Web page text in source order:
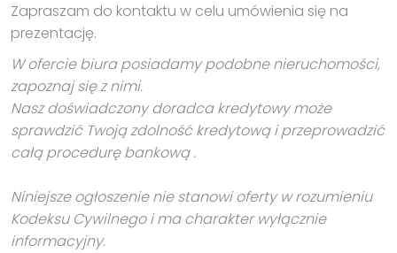
Zapraszam do kontaktu w celu umówienia się na
prezentację.
W ofercie biura posiadamy podobne nieruchomości,
zapoznaj się z nimi.
Nasz doświadczony doradca kredytowy może
sprawdzić Twoją zdolność kredytową i przeprowadzić
całą procedurę bankową .
Niniejsze ogłoszenie nie stanowi oferty w rozumieniu
Kodeksu Cywilnego i ma charakter wyłącznie
informacyjny.